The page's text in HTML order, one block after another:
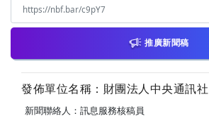
推廣新聞稿
發佈單位名稱：財團法人中央通訊社
新聞聯絡人：訊息服務核稿員